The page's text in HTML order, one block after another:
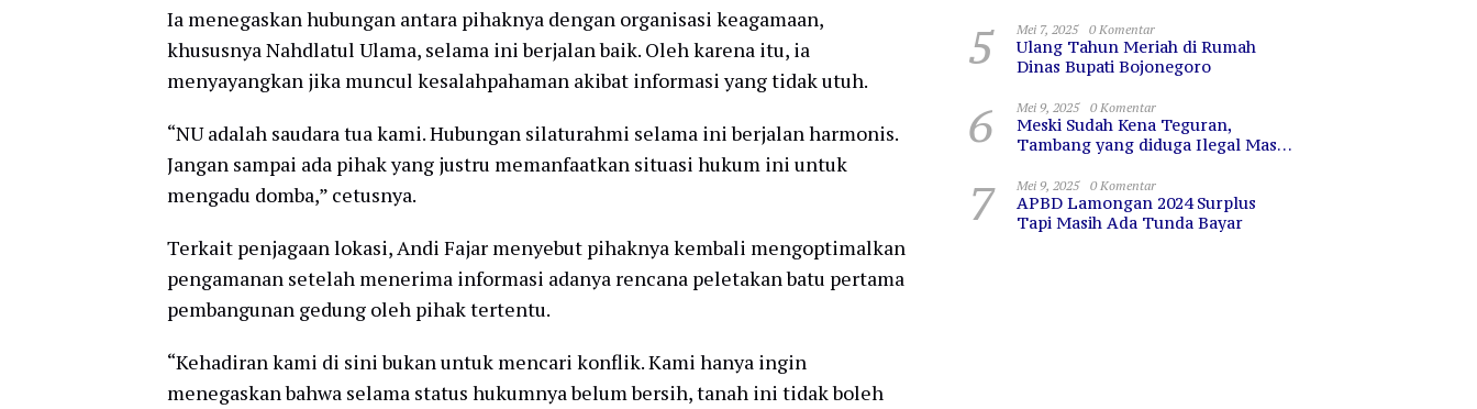
Ia menegaskan hubungan antara pihaknya dengan organisasi keagamaan,
khususnya Nahdlatul Ulama, selama ini berjalan baik. Oleh karena itu, ia
menyayangkan jika muncul kesalahpahaman akibat informasi yang tidak utuh.
“NU adalah saudara tua kami. Hubungan silaturahmi selama ini berjalan harmonis.
Jangan sampai ada pihak yang justru memanfaatkan situasi hukum ini untuk
mengadu domba,” cetusnya.
Terkait penjagaan lokasi, Andi Fajar menyebut pihaknya kembali mengoptimalkan
pengamanan setelah menerima informasi adanya rencana peletakan batu pertama
pembangunan gedung oleh pihak tertentu.
“Kehadiran kami di sini bukan untuk mencari konflik. Kami hanya ingin
menegaskan bahwa selama status hukumnya belum bersih, tanah ini tidak boleh
5 Mei 7, 2025 0 Komentar
Ulang Tahun Meriah di Rumah
Dinas Bupati Bojonegoro
6 Mei 9, 2025 0 Komentar
Meski Sudah Kena Teguran,
Tambang yang diduga Ilegal Masih
7 Mei 9, 2025 0 Komentar
APBD Lamongan 2024 Surplus
Tapi Masih Ada Tunda Bayar